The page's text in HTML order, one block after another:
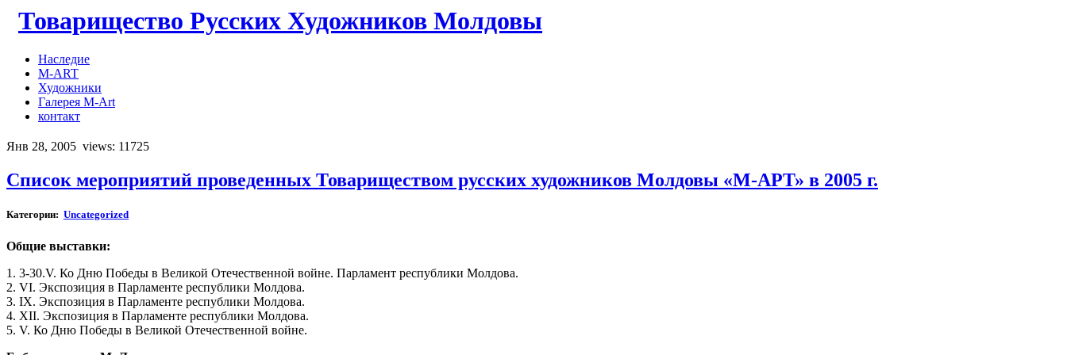
Товарищество Русских Художников Молдовы
Наследие
M-ART
Художники
Галерея M-Art
контакт
Янв 28, 2005 views: 11725
Список мероприятий проведенных Товариществом русских художников Молдовы «М-АРТ» в 2005 г.
Категории: Uncategorized
Общие выставки:
1. 3-30.V. Ко Дню Победы в Великой Отечественной войне. Парламент республики Молдова.
2. VI. Экспозиция в Парламенте республики Молдова.
3. IX. Экспозиция в Парламенте республики Молдова.
4. XII. Экспозиция в Парламенте республики Молдова.
5. V. Ко Дню Победы в Великой Отечественной войне.